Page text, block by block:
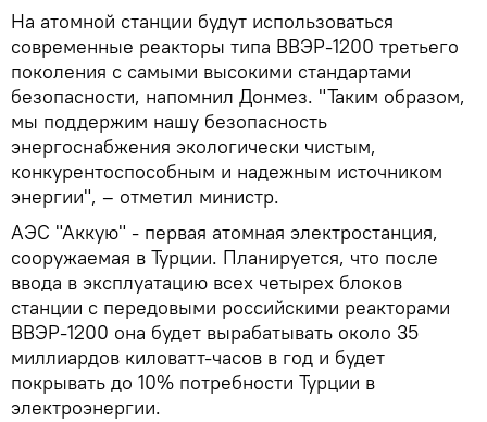
На атомной станции будут использоваться
современные реакторы типа ВВЭР-1200 третьего
поколения с самыми высокими стандартами
безопасности, напомнил Донмез. "Таким образом,
мы поддержим нашу безопасность
энергоснабжения экологически чистым,
конкурентоспособным и надежным источником
энергии", – отметил министр.
АЭС "Аккую" - первая атомная электростанция,
сооружаемая в Турции. Планируется, что после
ввода в эксплуатацию всех четырех блоков
станции с передовыми российскими реакторами
ВВЭР-1200 она будет вырабатывать около 35
миллиардов киловатт-часов в год и будет
покрывать до 10% потребности Турции в
электроэнергии.